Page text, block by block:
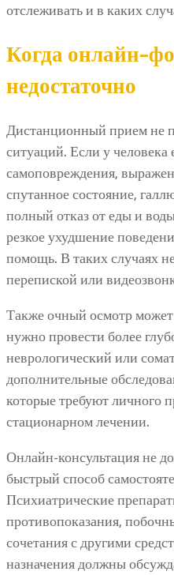
отслеживать и в каких
Когда онлайн-
недостаточно
Дистанционный прием не
ситуаций. Если у человека
самоповреждения,
спутанное состояние,
полный отказ от еды и
резкое ухудшение
помощь. В таких случаях
перепиской или
Также очный осмотр может
нужно провести более
неврологический или
дополнительные
которые требуют личного
стационарном лечении.
Онлайн-консультация не
быстрый способ
Психиатрические
противопоказания,
сочетания с другими
назначения должны